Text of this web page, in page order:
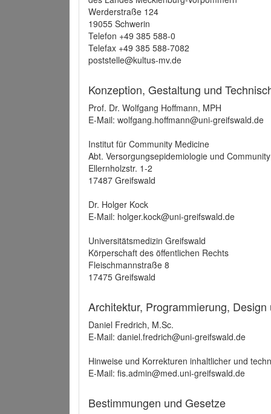
Werderstraße 124
19055 Schwerin
Telefon +49 385 588-0
Telefax +49 385 588-7082
poststelle@kultus-mv.de
Konzeption, Gestaltung und
Prof. Dr. Wolfgang Hoffmann, MPH
E-Mail: wolfgang.hoffmann@uni-greifswald.de
Institut für Community Medicine
Abt. Versorgungsepidemiologie und
Ellernholzstr. 1-2
17487 Greifswald
Dr. Holger Kock
E-Mail: holger.kock@uni-greifswald.de
Universitätsmedizin Greifswald
Körperschaft des öffentlichen Rechts
Fleischmannstraße 8
17475 Greifswald
Architektur, Programmierung,
Daniel Fredrich, M.Sc.
E-Mail: daniel.fredrich@uni-greifswald.de
Hinweise und Korrekturen inhaltlicher und
E-Mail: fis.admin@med.uni-greifswald.de
Bestimmungen und Gesetze